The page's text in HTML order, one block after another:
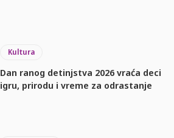
Kultura
Dan ranog detinjstva 2026 vraća deci
igru, prirodu i vreme za odrastanje